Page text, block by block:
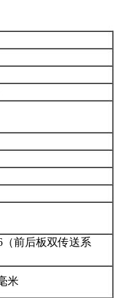
（前后板双传送系
米